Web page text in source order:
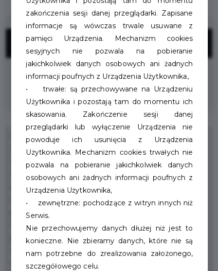
ZNIŻKI
Zniżka na wypożyczenie Roweru
Miejskiego
Rower Miejski działa w Szczecinku od 2018 roku jako
ważny środek intermodalnego transportu, który
zintegrowaliśmy z dynamiczną informacją pasażerską.
Szczecinecki Rower składa się obecnie z 30 stacji i 205
rowerów (w tym 5 tandemów). To pierwszy taki system
rowerowy w Polsce, którego operatorem jest lokalne
przedsiębiorstwo komunikacyjne - Komunikacja Miejska
Sp. z o.o. w Szczecinku. Na przestrzeni lat rower stał się
jednocześnie uzupełnieniem i alternatywą w stosunku
do tradycyjnych środków transportu. Wierzymy, że dzięki
wprowadzeniu nowej aplikacji mobilnej, ekranów
zakończenia sesji danej przeglądarki. Zapisane
informacje są wówczas trwale usuwane z
pamięci Urządzenia. Mechanizm cookies
sesyjnych nie pozwala na pobieranie
jakichkolwiek danych osobowych ani żadnych
informacji poufnych z Urządzenia Użytkownika,
• trwałe: są przechowywane na Urządzeniu
Użytkownika i pozostają tam do momentu ich
skasowania. Zakończenie sesji danej
przeglądarki lub wyłączenie Urządzenia nie
powoduje ich usunięcia z Urządzenia
Użytkownika. Mechanizm cookies trwałych nie
pozwala na pobieranie jakichkolwiek danych
osobowych ani żadnych informacji poufnych z
Urządzenia Użytkownika,
• zewnętrzne: pochodzące z witryn innych niż
Serwis.
Nie przechowujemy danych dłużej niż jest to
konieczne. Nie zbieramy danych, które nie są
nam potrzebne do zrealizowania założonego,
szczegółowego celu.